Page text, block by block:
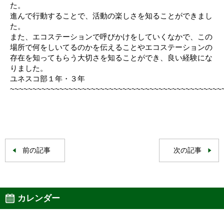
た。
進んで行動することで、活動の楽しさを知ることができまし
た。
また、エコステーションで呼びかけをしていくなかで、この
場所で何をしいてるのかを伝えることやエコステーションの
存在を知ってもらう大切さを知ることができ、良い経験にな
りました。
ユネスコ部１年・３年
前の記事 次の記事
カレンダー